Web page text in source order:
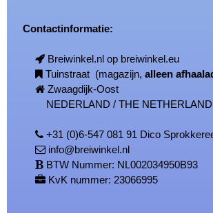
Contactinformatie:
Breiwinkel.nl op breiwinkel.eu
Tuinstraat (magazijn,alleen
Zwaagdijk-Oost
NEDERLAND / THE
+31 (0)6-547 081 91 Dico
info@breiwinkel.nl
BTW Nummer: NL002034950B93
KvK nummer: 23066995